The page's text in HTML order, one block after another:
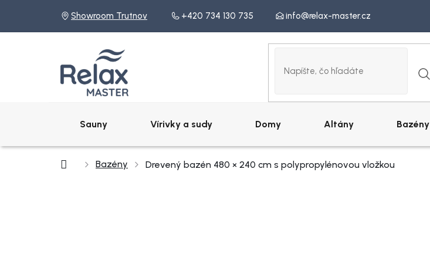
obsah
Showroom Trutnov +420 734 130 735 info@relax-master.cz
Sauny Vírivky a sudy Domy Altány Bazény
DomovBazény Drevený bazén 480 × 240 cm s polypropylénovou vložkou